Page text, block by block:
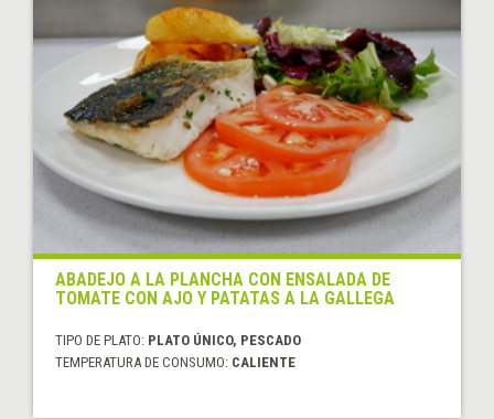
ABADEJO A LA PLANCHA CON ENSALADA DE
TOMATE CON AJO Y PATATAS A LA GALLEGA
TIPO DE PLATO: PLATO ÚNICO, PESCADO
TEMPERATURA DE CONSUMO: CALIENTE